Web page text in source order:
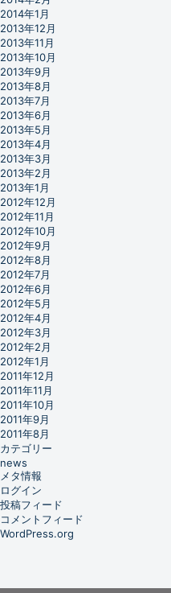
2014年1月
2013年12月
2013年11月
2013年10月
2013年9月
2013年8月
2013年7月
2013年6月
2013年5月
2013年4月
2013年3月
2013年2月
2013年1月
2012年12月
2012年11月
2012年10月
2012年9月
2012年8月
2012年7月
2012年6月
2012年5月
2012年4月
2012年3月
2012年2月
2012年1月
2011年12月
2011年11月
2011年10月
2011年9月
2011年8月
カテゴリー
news
メタ情報
ログイン
投稿フィード
コメントフィード
WordPress.org